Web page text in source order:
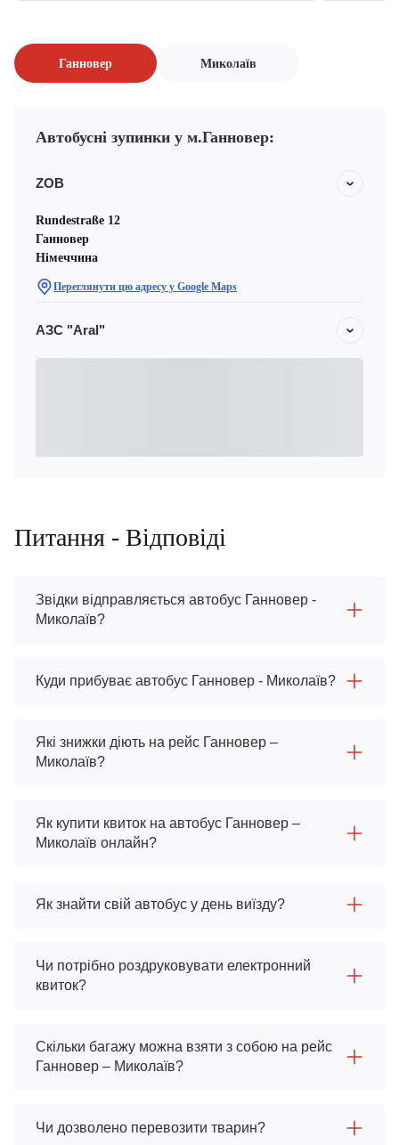
Ганновер Миколаїв
Автобусні зупинки у м.Ганновер:
ZOB
Rundestraße 12
Ганновер
Німеччина
Переглянути цю адресу у Google Maps
АЗС "Aral"
Питання - Відповіді
Звідки відправляється автобус Ганновер -
Миколаїв?
Куди прибуває автобус Ганновер - Миколаїв?
Які знижки діють на рейс Ганновер –
Миколаїв?
Як купити квиток на автобус Ганновер –
Миколаїв онлайн?
Як знайти свій автобус у день виїзду?
Чи потрібно роздруковувати електронний
квиток?
Скільки багажу можна взяти з собою на рейс
Ганновер – Миколаїв?
Чи дозволено перевозити тварин?